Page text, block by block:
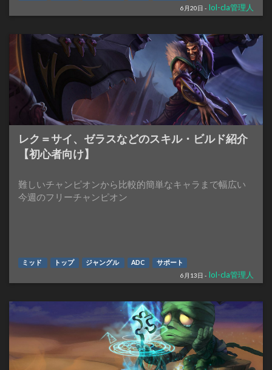
6月20日 - lol-cla管理人
レク＝サイ、ゼラスなどのスキル・ビルド紹介
【初心者向け】
難しいチャンピオンから比較的簡単なキャラまで幅広い
今週のフリーチャンピオン
ミッド トップ ジャングル ADC
サポート
6月13日 - lol-cla管理人